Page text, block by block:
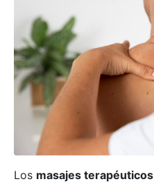
Los masajes terapéuticos